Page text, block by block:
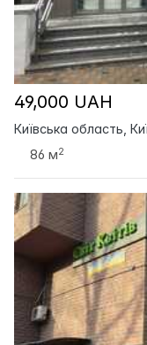
49,000 UAH
Київська область,
86 м2